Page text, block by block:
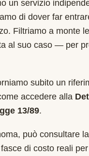
un servizio
di dover far
Filtriamo a monte le
al suo caso — per
subito un
accedere alla
13/89.
può consultare
di costo reali